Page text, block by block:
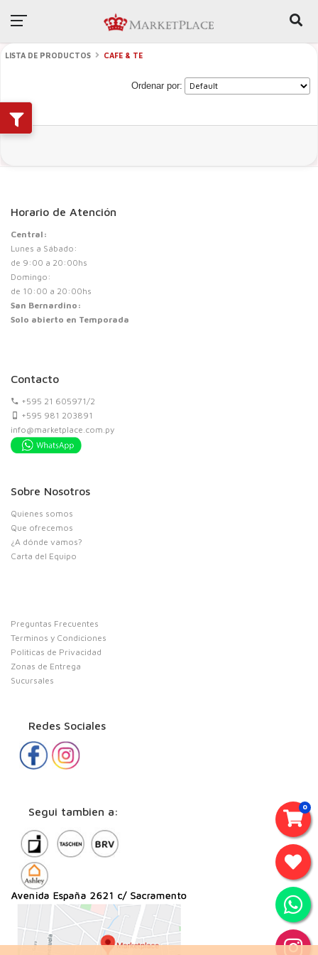
LISTA DE PRODUCTOS CAFE & TE
Ordenar por:
Horario de Atención
Central:
Lunes a Sábado:
de 9:00 a 20:00hs
Domingo:
de 10:00 a 20:00hs
San Bernardino:
Solo abierto en Temporada
Contacto
+595 21 605971/2
+595 981 203891
info@marketplace.com.py
Sobre Nosotros
Quienes somos
Que ofrecemos
¿A dónde vamos?
Carta del Equipo
Preguntas Frecuentes
Terminos y Condiciones
Politicas de Privacidad
Zonas de Entrega
Sucursales
Redes Sociales
Segui tambien a: 0